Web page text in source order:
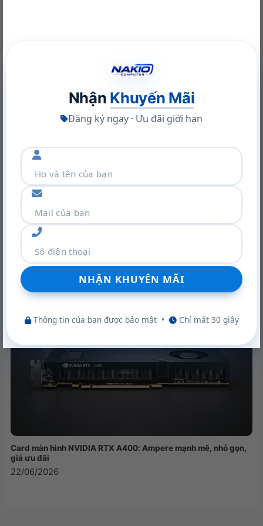
Nhận Khuyến Mãi
Đăng ký ngay · Ưu đãi giới hạn
Thông tin của bạn được bảo mật • Chỉ mất 30 giây
Khám phá VGA Leadtek RTX A400 4GB: Sức mạnh Ampere
trong thiết kế nhỏ gọn
22/06/2026
Card màn hình NVIDIA RTX A400: Ampere mạnh mẽ, nhỏ gọn,
giá ưu đãi
22/06/2026